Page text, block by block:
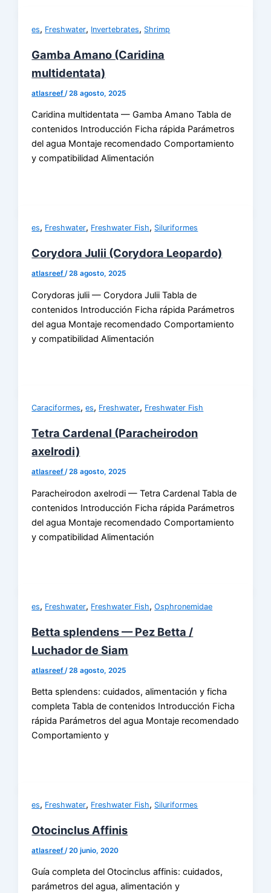
es, Freshwater, Invertebrates, Shrimp
Gamba Amano (Caridina
multidentata)
atlasreef /28 agosto, 2025
Caridina multidentata — Gamba Amano Tabla de
contenidos Introducción Ficha rápida Parámetros
del agua Montaje recomendado Comportamiento
y compatibilidad Alimentación
es, Freshwater, Freshwater Fish, Siluriformes
Corydora Julii (Corydora Leopardo)
atlasreef/28 agosto, 2025
Corydoras julii — Corydora Julii Tabla de
contenidos Introducción Ficha rápida Parámetros
del agua Montaje recomendado Comportamiento
y compatibilidad Alimentación
Caraciformes,es, Freshwater, Freshwater Fish
Tetra Cardenal (Paracheirodon
axelrodi)
atlasreef/28 agosto, 2025
Paracheirodon axelrodi — Tetra Cardenal Tabla de
contenidos Introducción Ficha rápida Parámetros
del agua Montaje recomendado Comportamiento
y compatibilidad Alimentación
es, Freshwater, Freshwater Fish,Osphronemidae
Betta splendens — Pez Betta /
Luchador de Siam
atlasreef /28 agosto, 2025
Betta splendens: cuidados, alimentación y ficha
completa Tabla de contenidos Introducción Ficha
rápida Parámetros del agua Montaje recomendado
Comportamiento y
es, Freshwater, Freshwater Fish, Siluriformes
Otocinclus Affinis
atlasreef/20 junio, 2020
Guía completa del Otocinclus affinis: cuidados,
parámetros del agua, alimentación y